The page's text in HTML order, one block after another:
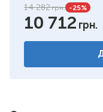
білий RAL9003
14 282 -25%
10 712